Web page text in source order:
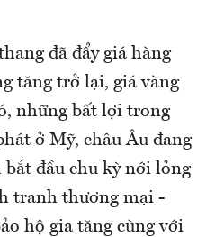
đã đẩy giá hàng
tăng trở lại, giá vàng
những bất lợi trong
ở Mỹ, châu Âu đang
đầu chu kỳ nới lỏng
tranh thương mại -
hộ gia tăng cùng với